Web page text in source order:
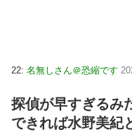
22: 名無しさん＠恐縮です
探偵が早すぎるみ
できれば水野美紀